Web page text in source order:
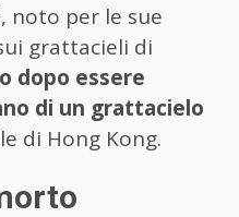
, noto per le sue
grattacieli di
dopo essere
di un grattacielo
di Hong Kong.